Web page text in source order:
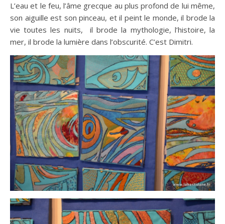
L’eau et le feu, l’âme grecque au plus profond de lui même,
son aiguille est son pinceau, et il peint le monde, il brode la
vie toutes les nuits, il brode la mythologie, l’histoire, la
mer, il brode la lumière dans l’obscurité. C’est Dimitri.